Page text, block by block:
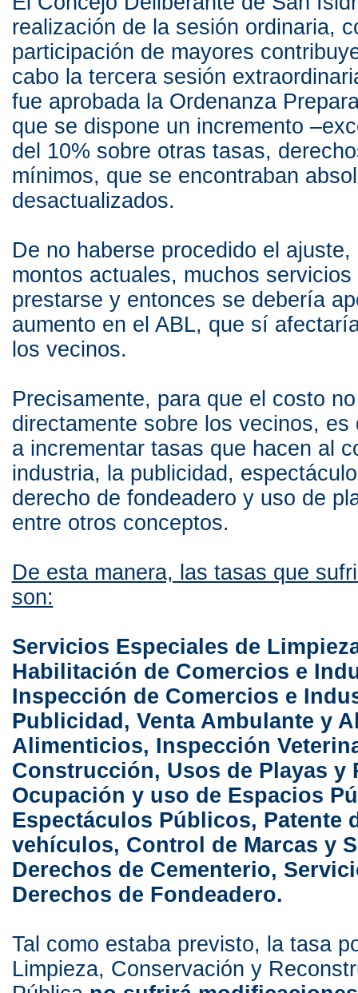
realización de la sesión ordinaria,
participación de mayores
cabo la tercera sesión
fue aprobada la Ordenanza
que se dispone un incremento
del 10% sobre otras tasas,
mínimos, que se encontraban
desactualizados.
De no haberse procedido el
montos actuales, muchos
prestarse y entonces se debería
aumento en el ABL, que sí
los vecinos.
Precisamente, para que el costo
directamente sobre los vecinos, es
a incrementar tasas que hacen al
industria, la publicidad,
derecho de fondeadero y uso de
entre otros conceptos.
De esta manera, las tasas que
son:
Servicios Especiales de
Habilitación de Comercios e
Inspección de Comercios e
Publicidad, Venta Ambulante y
Alimenticios, Inspección
Construcción, Usos de Playas y
Ocupación y uso de Espacios
Espectáculos Públicos, Patente
vehículos, Control de Marcas y
Derechos de Cementerio,
Derechos de Fondeadero.
Tal como estaba previsto, la tasa
Limpieza, Conservación y